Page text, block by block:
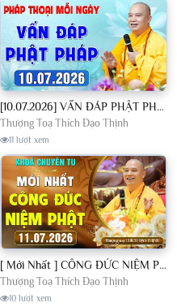
[10.07.2026] VẤN ĐÁP PHẬT PHÁP - Nghe Thầy giảng Pháp mỗi ngày CÔNG ĐỨC VÔ LƯỢNG│TT. Thích Đạo Thịnh
Thượng Toạ Thích Đạo Thịnh
11 lượt xem
[ Mới Nhất ] CÔNG ĐỨC NIỆM PHẬT - Khoá Chuyên Tu Chùa Khai Nguyên 11/07/2026 | TT. Thích Đạo Thịnh
Thượng Toạ Thích Đạo Thịnh
10 lượt xem